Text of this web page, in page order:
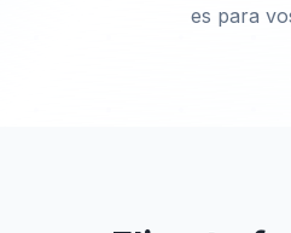
es para